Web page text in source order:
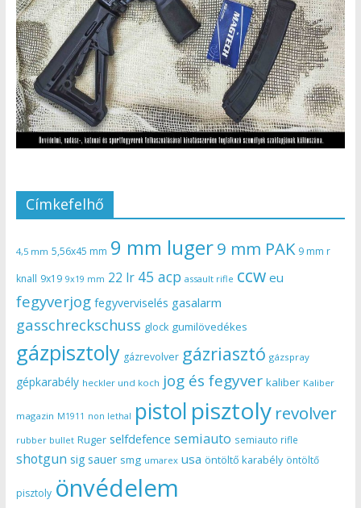
Címkefelhő
4,5 mm 5,56x45 mm 9 mm luger9 mm PAK 9 mm r
knall 9x19 9x19 mm 22 lr 45 acp assault rifle ccw eu
fegyverjog fegyverviselés gasalarm
gasschreckschuss glock gumilövedékes
gázpisztoly gázrevolver gázriasztó gázspray
gépkarabély heckler und koch jog és fegyver kaliber Kaliber
magazin M1911 non lethal pistol pisztoly revolver
rubber bullet Ruger selfdefence semiauto semiauto rifle
shotgun sig sauer smg umarex usa öntöltő karabély öntöltő
pisztoly önvédelem